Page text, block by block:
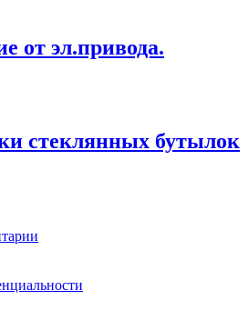
от эл.привода.
стеклянных бутылок